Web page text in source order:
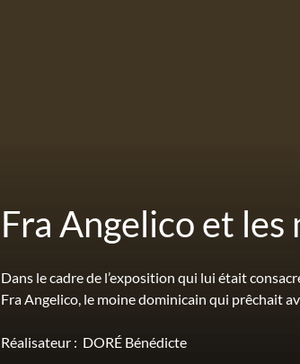
Fra Angelico et
Dans le cadre de l’exposition qui lui était
Fra Angelico, le moine dominicain qui prêchait
Réalisateur : DORÉ Bénédicte